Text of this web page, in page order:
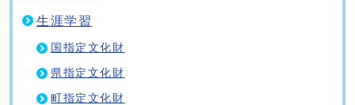
生涯学習
国指定文化財
県指定文化財
町指定文化財